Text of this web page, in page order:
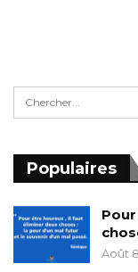
Populaires
Août